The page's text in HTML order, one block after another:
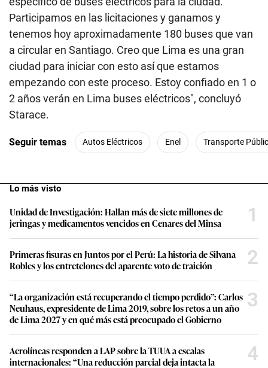
Participamos en las licitaciones y ganamos y
tenemos hoy aproximadamente 180 buses que van
a circular en Santiago. Creo que Lima es una gran
ciudad para iniciar con esto así que estamos
empezando con este proceso. Estoy confiado en 1 o
2 años verán en Lima buses eléctricos", concluyó
Starace.
Seguir temas Autos Eléctricos Enel Transporte
Lo más visto
Unidad de Investigación: Hallan más de siete millones de
jeringas y medicamentos vencidos en Cenares del Minsa
1
Primeras fisuras en Juntos por el Perú: La historia de Silvana
Robles y los entretelones del aparente voto de traición
2
“La organización está recuperando el tiempo perdido”: Carlos
Neuhaus, expresidente de Lima 2019, sobre los retos a un año
de Lima 2027 y en qué más está preocupado el Gobierno
3
Aerolíneas responden a LAP sobre la TUUA a escalas
internacionales: “Una reducción parcial deja intacta la
4